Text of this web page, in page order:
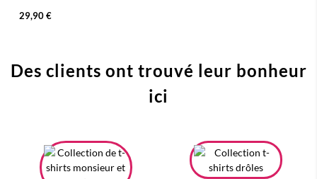
29,90 €
Des clients ont trouvé leur bonheur
ici